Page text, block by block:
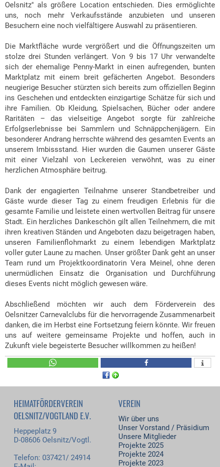
Oelsnitz" als größere Location entschieden. Dies ermöglichte
uns, noch mehr Verkaufsstände anzubieten und unseren
Besuchern eine noch vielfältigere Auswahl zu präsentieren.
Die Marktfläche wurde vergrößert und die Öffnungszeiten um
stolze drei Stunden verlängert. Von 9 bis 17 Uhr verwandelte
sich der ehemalige Penny-Markt in einen aufregenden, bunten
Marktplatz mit einem breit gefächerten Angebot. Besonders
neugierige Besucher stürzten sich bereits zum offiziellen Beginn
ins Geschehen und entdeckten einzigartige Schätze für sich und
ihre Familien. Ob Kleidung, Spielsachen, Bücher oder andere
Raritäten – das vielseitige Angebot sorgte für zahlreiche
Erfolgserlebnisse bei Sammlern und Schnäppchenjägern. Ein
besonderer Andrang herrschte während des gesamten Events an
unserem Imbissstand. Hier wurden die Gaumen unserer Gäste
mit einer Vielzahl von Leckereien verwöhnt, was zu einer
herzlichen Atmosphäre beitrug.
Dank der engagierten Teilnahme unserer Standbetreiber und
Gäste wurde dieser Tag zu einem freudigen Erlebnis für die
gesamte Familie und leistete einen wertvollen Beitrag für unsere
Stadt. Ein herzliches Dankeschön gilt allen Teilnehmern, die mit
ihren kreativen Ständen und Angeboten dazu beigetragen haben,
unseren Familienflohmarkt zu einem lebendigen Marktplatz
voller guter Laune zu machen. Unser größter Dank geht an unser
Team rund um Projektkoordinatorin Vera Meinel, ohne deren
unermüdlichen Einsatz die Organisation und Durchführung
dieses Events nicht möglich gewesen wäre.
Abschließend möchten wir auch dem Förderverein des
Oelsnitzer Carnevalclubs für die hervorragende Zusammenarbeit
danken, die im Herbst eine Fortsetzung feiern könnte. Wir freuen
uns auf weitere gemeinsame Projekte und hoffen, auch in
Zukunft viele begeisterte Besucher willkommen zu heißen!
HEIMATFÖRDERVEREIN
OELSNITZ/VOGTLAND E.V.
Heppeplatz 9
D-08606 Oelsnitz/Vogtl.
Telefon: 037421/ 24914
VEREIN
Wir über uns
Unser Vorstand / Präsidium
Unsere Mitglieder
Projekte 2025
Projekte 2024
Projekte 2023